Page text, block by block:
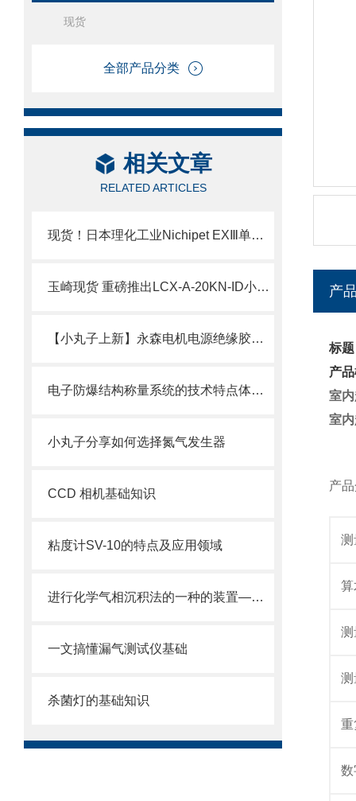
现货
全部产品分类
相关文章
RELATED ARTICLES
现货！日本理化工业Nichipet EXⅢ单道可调移液器技术介绍
玉崎现货 重磅推出LCX-A-20KN-ID小型压缩式载荷传感器
【小丸子上新】永森电机电源绝缘胶套50AMP现货
电子防爆结构称量系统的技术特点体现在哪些方面？
小丸子分享如何选择氮气发生器
CCD 相机基础知识
粘度计SV-10的特点及应用领域
进行化学气相沉积法的一种的装置——等离子CVD设备
一文搞懂漏气测试仪基础
杀菌灯的基础知识
产
标
产
室
室
产
测
算
测
测
重
数